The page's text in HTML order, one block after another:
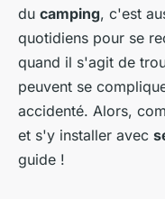
du camping, c'est
quotidiens pour se
quand il s'agit de
peuvent se
accidenté. Alors,
et s'y installer avec
guide !